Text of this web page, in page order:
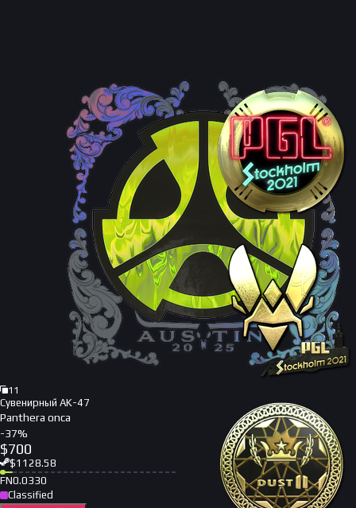
11
Сувенирный AK-47
Panthera onca
-37%
$700
$1128.58
FN0.0330
Classified